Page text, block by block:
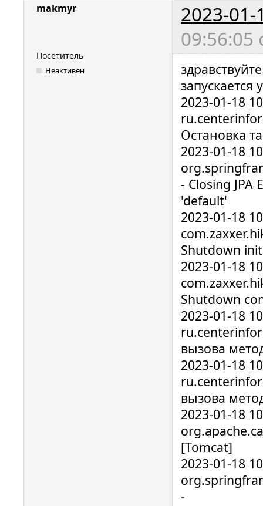
makmyr
2023-01-
09:56:05
Посетитель
Неактивен
запускается
2023-01-18
Остановка
2023-01-18
- Closing
'default'
2023-01-18
Shutdown
2023-01-18
Shutdown
2023-01-18
вызова
2023-01-18
вызова
2023-01-18
[Tomcat]
2023-01-18
-